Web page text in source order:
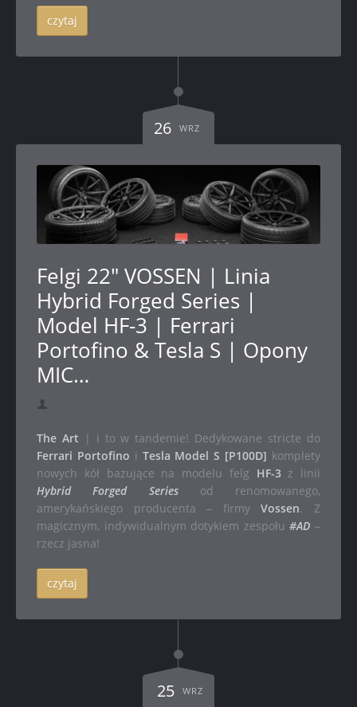
czytaj
26 WRZ
Felgi 22" VOSSEN | Linia
Hybrid Forged Series |
Model HF-3 | Ferrari
Portofino & Tesla S | Opony
MIC…
The Art | i to w tandemie! Dedykowane stricte do
Ferrari Portofino i Tesla Model S [P100D] komplety
nowych kół bazujące na modelu felg HF-3z linii
Hybrid Forged Seriesod renomowanego,
amerykańskiego producenta – firmyVossen. Z
magicznym, indywidualnym dotykiem zespołu#AD –
rzecz jasna!
czytaj
25 WRZ